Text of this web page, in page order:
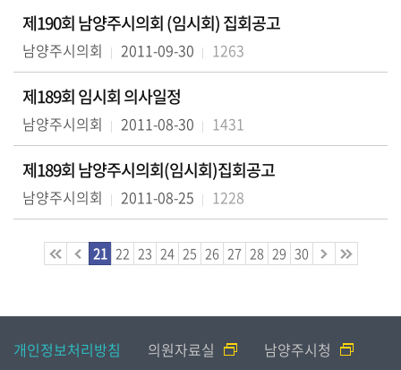
열
린
마
당
이
용
안
내
제190회 남양주시의회 (임시회) 집회공고
남양주시의회 2011-09-30 1263
제189회 임시회 의사일정
남양주시의회 2011-08-30 1431
제189회 남양주시의회(임시회)집회공고
남양주시의회 2011-08-25 1228
21 22 23 24 25 26 27 28 29 30
개인정보처리방침 의원자료실 남양주시청